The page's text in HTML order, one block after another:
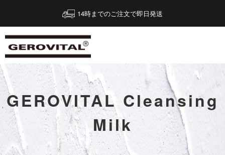
14時までのご注文で即日発送
GEROVITAL Cleansing
Milk